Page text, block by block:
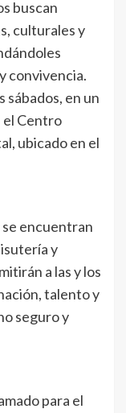
buscan
culturales y
convivencia.
sábados, en un
el Centro
ubicado en el
encuentran
y
a las y los
talento y
seguro y
para el